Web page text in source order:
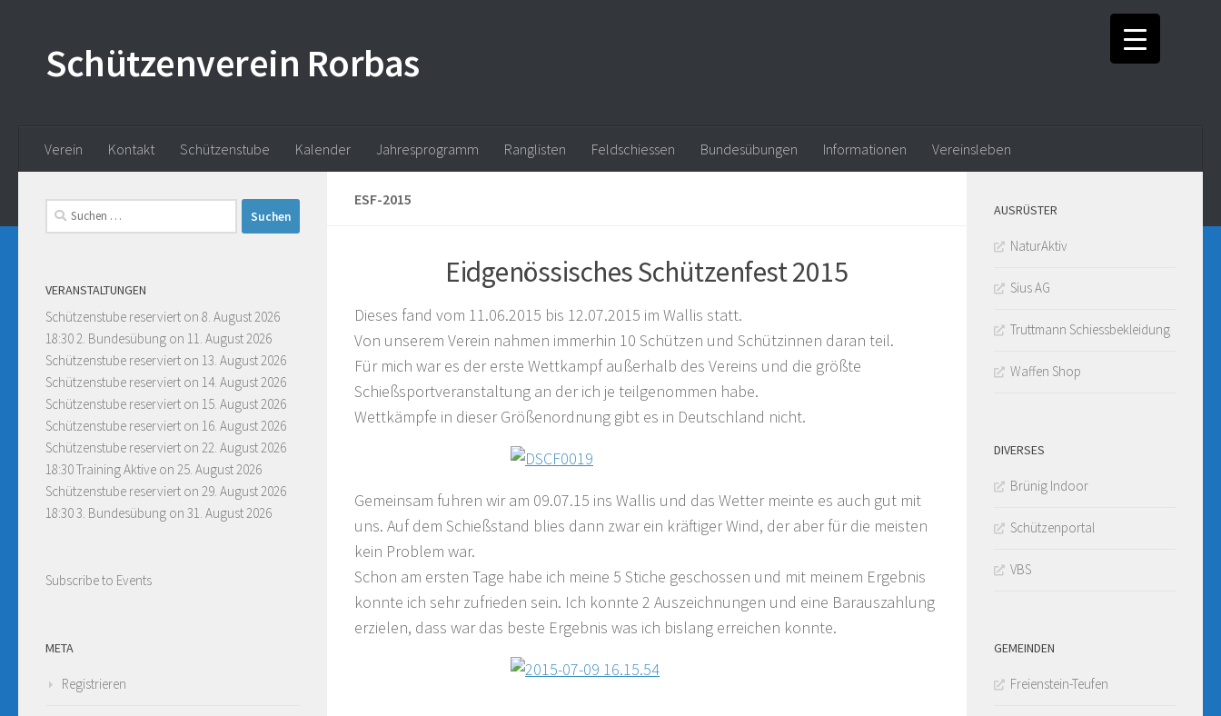
Schützenverein Rorbas
Verein Kontakt Schützenstube Kalender Jahresprogramm Ranglisten Feldschiessen Bundesübungen Informationen Vereinsleben
ESF-2015
Eidgenössisches Schützenfest 2015
Dieses fand vom 11.06.2015 bis 12.07.2015 im Wallis statt.
Von unserem Verein nahmen immerhin 10 Schützen und Schützinnen daran teil.
Für mich war es der erste Wettkampf außerhalb des Vereins und die größte
Schießsportveranstaltung an der ich je teilgenommen habe.
Wettkämpfe in dieser Größenordnung gibt es in Deutschland nicht.
Gemeinsam fuhren wir am 09.07.15 ins Wallis und das Wetter meinte es auch gut mit
uns. Auf dem Schießstand blies dann zwar ein kräftiger Wind, der aber für die meisten
kein Problem war.
Schon am ersten Tage habe ich meine 5 Stiche geschossen und mit meinem Ergebnis
konnte ich sehr zufrieden sein. Ich konnte 2 Auszeichnungen und eine Barauszahlung
erzielen, dass war das beste Ergebnis was ich bislang erreichen konnte.
Suchen
nach:
VERANSTALTUNGEN
Schützenstube reserviert on 8. August 2026
18:30 2. Bundesübung on 11. August 2026
Schützenstube reserviert on 13. August 2026
Schützenstube reserviert on 14. August 2026
Schützenstube reserviert on 15. August 2026
Schützenstube reserviert on 16. August 2026
Schützenstube reserviert on 22. August 2026
18:30 Training Aktive on 25. August 2026
Schützenstube reserviert on 29. August 2026
18:30 3. Bundesübung on 31. August 2026
Subscribe to Events
META
Registrieren
AUSRÜSTER
NaturAktiv
Sius AG
Truttmann Schiessbekleidung
Waffen Shop
DIVERSES
Brünig Indoor
Schützenportal
VBS
GEMEINDEN
Freienstein-Teufen